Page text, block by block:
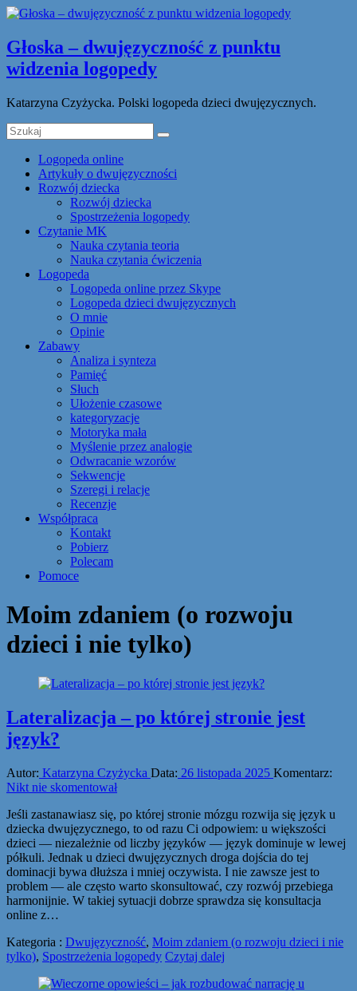
Głoska – dwujęzyczność z punktu
widzenia logopedy
Katarzyna Czyżycka. Polski logopeda dzieci dwujęzycznych.
Logopeda online
Artykuły o dwujęzyczności
Rozwój dziecka
Rozwój dziecka
Spostrzeżenia logopedy
Czytanie MK
Nauka czytania teoria
Nauka czytania ćwiczenia
Logopeda
Logopeda online przez Skype
Logopeda dzieci dwujęzycznych
O mnie
Opinie
Zabawy
Analiza i synteza
Pamięć
Słuch
Ułożenie czasowe
kategoryzacje
Motoryka mała
Myślenie przez analogie
Odwracanie wzorów
Sekwencje
Szeregi i relacje
Recenzje
Współpraca
Kontakt
Pobierz
Polecam
Pomoce
Moim zdaniem (o rozwoju
dzieci i nie tylko)
Lateralizacja – po której stronie jest
język?
Autor: Katarzyna Czyżycka Data: 26 listopada 2025 Komentarz:
Nikt nie skomentował
Jeśli zastanawiasz się, po której stronie mózgu rozwija się język u
dziecka dwujęzycznego, to od razu Ci odpowiem: u większości
dzieci — niezależnie od liczby języków — język dominuje w lewej
półkuli. Jednak u dzieci dwujęzycznych droga dojścia do tej
dominacji bywa dłuższa i mniej oczywista. I nie zawsze jest to
problem — ale często warto skonsultować, czy rozwój przebiega
harmonijnie. W takiej sytuacji dobrze sprawdza się konsultacja
online z…
Kategoria : Dwujęzyczność, Moim zdaniem (o rozwoju dzieci i nie
tylko), Spostrzeżenia logopedy Czytaj dalej